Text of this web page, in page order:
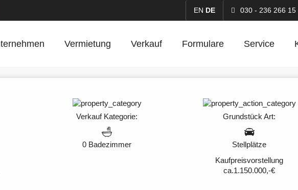
EN DE 030 - 236 266 15
Vermietung Verkauf Formulare Service
VerkaufKategorie: Grundstück Art:
0 Badezimmer Stellplätze
Kaufpreisvorstellung
ca.1.150.000,-€